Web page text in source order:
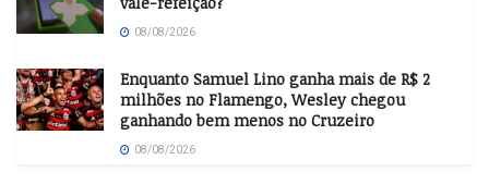
08/08/2026
Enquanto Samuel Lino ganha mais de R$ 2
milhões no Flamengo, Wesley chegou
ganhando bem menos no Cruzeiro
08/08/2026